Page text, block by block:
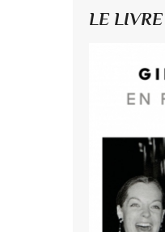
LE